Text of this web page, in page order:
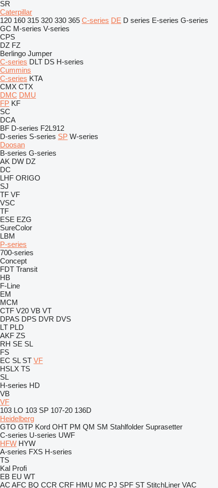
SR
Caterpillar
120 160 315 320 330 365 C-series DE D series E-series G-series
GC M-series V-series
CPS
DZ FZ
Berlingo Jumper
C-series DLT DS H-series
Cummins
C-series KTA
CMX CTX
DMC DMU
FP KF
SC
DCA
BF D-series F2L912
D-series S-series SP W-series
Doosan
B-series G-series
AK DW DZ
DC
LHF ORIGO
SJ
TF VF
VSC
TF
ESE EZG
SureColor
LBM
P-series
700-series
Concept
FDT Transit
HB
F-Line
EM
MCM
CTF V20 VB VT
DPAS DPS DVR DVS
LT PLD
AKF ZS
RH SE SL
FS
EC SL ST VF
HSLX TS
SL
H-series HD
VB
VF
103 LO 103 SP 107-20 136D
Heidelberg
GTO GTP Kord OHT PM QM SM Stahlfolder Suprasetter
C-series U-series UWF
HFW HYW
A-series FXS H-series
TS
Kal Profi
EB EU WT
AC AFC BQ CCR CRF HMU MC PJ SPF ST StitchLiner VAC